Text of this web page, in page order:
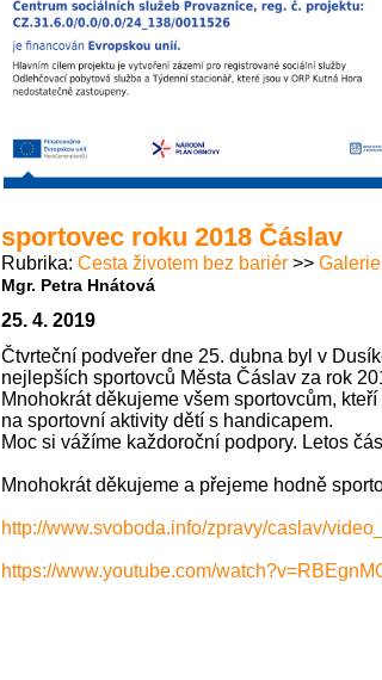
sportovec roku 2018 Čáslav
Rubrika Cesta životem bez bariér Galerie
Mgr. Petra Hnátová
25. 4. 2019
Čtvrteční podveřer dne 25. dubna byl v
nejlepších sportovců Města Čáslav za rok
Mnohokrát děkujeme všem sportovcům,
na sportovní aktivity dětí s handicapem.
Moc si vážíme každoroční podpory. Letos
Mnohokrát děkujeme a přejeme hodně
http://www.svoboda.info/zpravy/caslav/
https://www.youtube.com/